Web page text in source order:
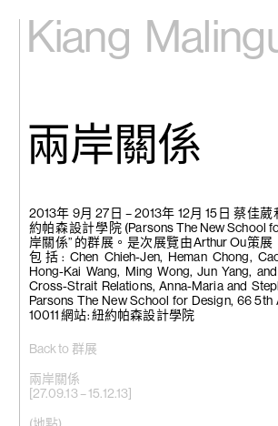
Kiang
藝術家
視頻
新訊
English
Back to 群展
兩岸關係
[27.09.13 – 15.12.13]
2013年 9月 27日 – 2013年 12月 15日 蔡佳
約帕森設計學院 (Parsons The New School
岸關係” 的群展。是次展覽由Arthur Ou策
包括: Chen Chieh-Jen, Heman Chong,
Hong-Kai Wang, Ming Wong, Jun Yang,
Cross-Strait Relations, Anna-Maria and
Parsons The New School for Design, 66 5th
10011 網站: 紐約帕森設計學院
兩岸關係